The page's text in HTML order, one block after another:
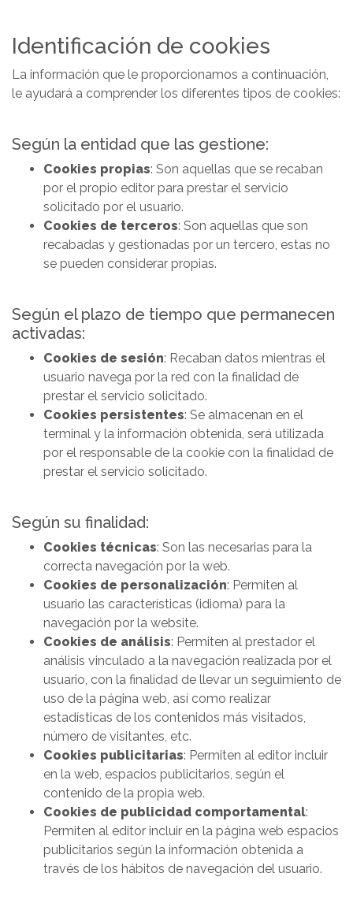
Identificación de cookies
La información que le proporcionamos a continuación,
le ayudará a comprender los diferentes tipos de cookies:
Según la entidad que las gestione:
Cookies propias: Son aquellas que se recaban
por el propio editor para prestar el servicio
solicitado por el usuario.
Cookies de terceros: Son aquellas que son
recabadas y gestionadas por un tercero, estas no
se pueden considerar propias.
Según el plazo de tiempo que permanecen
activadas:
Cookies de sesión: Recaban datos mientras el
usuario navega por la red con la finalidad de
prestar el servicio solicitado.
Cookies persistentes: Se almacenan en el
terminal y la información obtenida, será utilizada
por el responsable de la cookie con la finalidad de
prestar el servicio solicitado.
Según su finalidad:
Cookies técnicas: Son las necesarias para la
correcta navegación por la web.
Cookies de personalización: Permiten al
usuario las características (idioma) para la
navegación por la website.
Cookies de análisis: Permiten al prestador el
análisis vinculado a la navegación realizada por el
usuario, con la finalidad de llevar un seguimiento de
uso de la página web, así como realizar
estadísticas de los contenidos más visitados,
número de visitantes, etc.
Cookies publicitarias: Permiten al editor incluir
en la web, espacios publicitarios, según el
contenido de la propia web.
Cookies de publicidad comportamental:
Permiten al editor incluir en la página web espacios
publicitarios según la información obtenida a
través de los hábitos de navegación del usuario.